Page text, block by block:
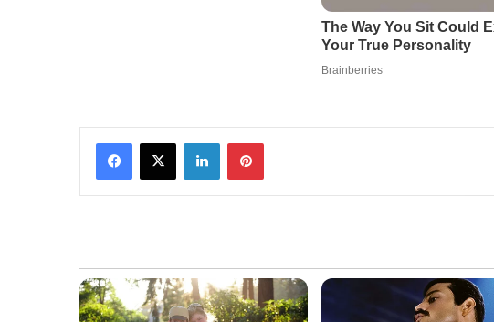
Facebook
X LinkedInPinterest